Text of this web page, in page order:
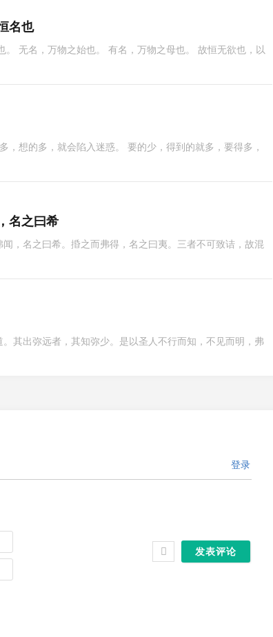
名也
无名，万物之始也。 有名，万物之母也。 故恒无欲也，以
，想的多，就会陷入迷惑。 要的少，得到的就多，要得多，
名之曰希
，名之曰希。捪之而弗得，名之曰夷。三者不可致诘，故混
其出弥远者，其知弥少。是以圣人不行而知，不见而明，弗
登录